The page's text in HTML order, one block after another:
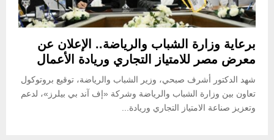
برعاية وزارة الشباب والرياضة.. الإعلان عن
معرض مصر للامتياز التجاري وريادة الأعمال
شهد الدكتور أشرف صبحي، وزير الشباب والرياضة، توقيع بروتوكول
تعاون بين وزارة الشباب والرياضة وشركة «إف آند بي بيلرز»، لدعم
وتعزيز صناعة الامتياز التجاري وريادة...